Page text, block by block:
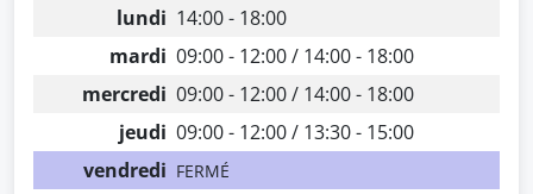
lundi 14:00 - 18:00
mardi 09:00 - 12:00 / 14:00 - 18:00
mercredi 09:00 - 12:00 / 14:00 - 18:00
jeudi 09:00 - 12:00 / 13:30 - 15:00
vendredi FERMÉ